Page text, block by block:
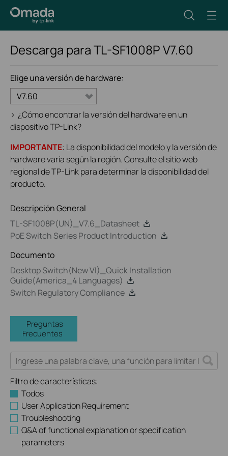
Descarga paraTL-SF1008PV7.60
Elige una versión de hardware:
V7.60
> ¿Cómo encontrar la versión del hardware en un
dispositivo TP-Link?
IMPORTANTE: La disponibilidad del modelo y la versión de
hardware varía según la región. Consulte el sitio web
regional de TP-Link para determinar la disponibilidad del
producto.
Descripción General
TL-SF1008P(UN)_V7.6_Datasheet
PoE Switch Series Product Introduction
Documento
Desktop Switch(New VI)_Quick Installation
Guide(America_4 Languages)
Switch Regulatory Compliance
Preguntas
Frecuentes
Filtro de características:
Todos
User Application Requirement
Troubleshooting
Q&A of functional explanation or specification
parameters